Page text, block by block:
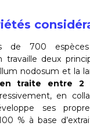
de 700 espèces
travaille deux
nodosum et la
traite entre
en
ses
% à base